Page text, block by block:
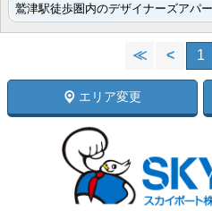
≪ < 1
エリア変更